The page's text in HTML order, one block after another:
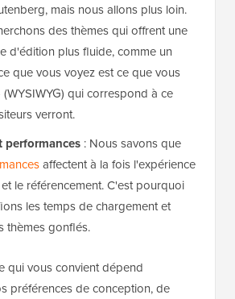
mais nous allons plus loin.
des thèmes qui offrent une
d'édition plus fluide, comme un
que vous voyez est ce que vous
qui correspond à ce
verront.
performances : Nous savons que
affectent à la fois l'expérience
le référencement. C'est pourquoi
les temps de chargement et
thèmes gonflés.
qui vous convient dépend
préférences de conception, de